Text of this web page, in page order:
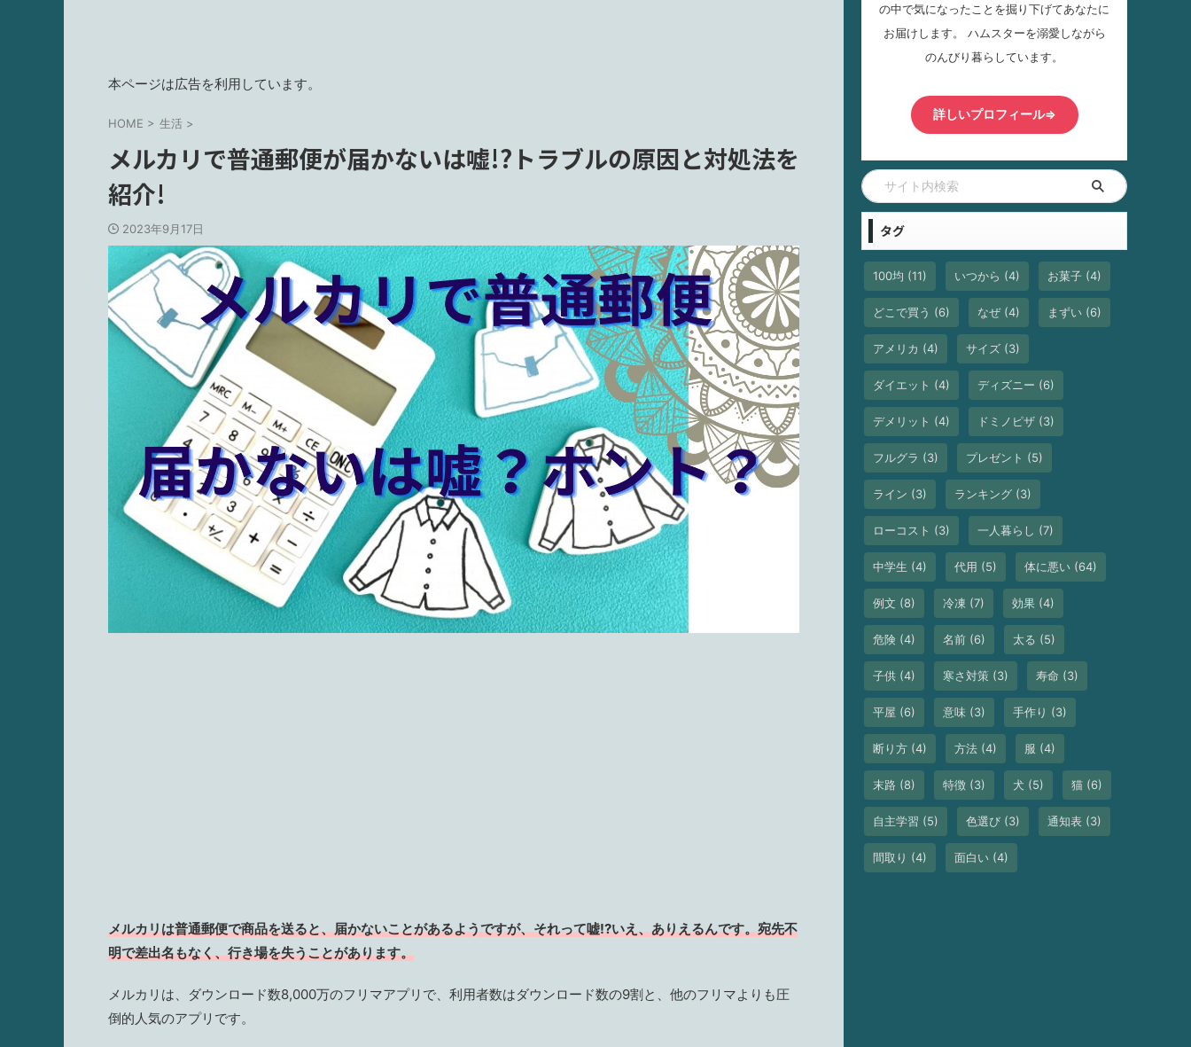
本ページは広告を利用しています。
HOME > 生活 >
メルカリで普通郵便が届かないは嘘!?トラブルの原因と対処法を
紹介!
2023年9月17日
メルカリは普通郵便で商品を送ると、届かないことがあるようですが、それって嘘!?いえ、ありえるんです。宛先不
明で差出名もなく、行き場を失うことがあります。
メルカリは、ダウンロード数8,000万のフリマアプリで、利用者数はダウンロード数の9割と、他のフリマよりも圧
倒的人気のアプリです。
の中で気になったことを掘り下げてあなたに
お届けします。 ハムスターを溺愛しながら
のんびり暮らしています。
詳しいプロフィール⇒
タグ
100均 (11) いつから (4) お菓子 (4)
どこで買う (6) なぜ(4) まずい (6)
アメリカ (4) サイズ (3)
ダイエット (4) ディズニー (6)
デメリット (4) ドミノピザ (3)
フルグラ (3) プレゼント (5)
ライン (3) ランキング (3)
ローコスト (3) 一人暮らし (7)
中学生 (4) 代用 (5) 体に悪い (64)
例文 (8) 冷凍 (7) 効果 (4)
危険 (4) 名前 (6) 太る (5)
子供 (4) 寒さ対策 (3) 寿命 (3)
平屋 (6) 意味 (3) 手作り (3)
断り方 (4) 方法 (4) 服 (4)
末路 (8) 特徴 (3) 犬 (5) 猫 (6)
自主学習 (5) 色選び (3) 通知表 (3)
間取り (4) 面白い (4)